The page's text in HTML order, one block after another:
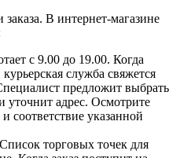
В интернет-магазине
с 9.00 до 19.00. Когда
служба свяжется
предложит выбрать
уточнит адрес. Осмотрите
соответствие указанной
торговых точек для